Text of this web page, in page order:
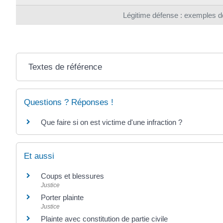
Légitime défense : exemples
Textes de référence
Questions ? Réponses !
Que faire si on est victime d'une infraction ?
Et aussi
Coups et blessures
Justice
Porter plainte
Justice
Plainte avec constitution de partie civile